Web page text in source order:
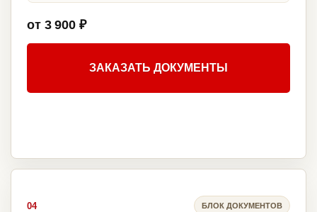
от 3 900 ₽
ЗАКАЗАТЬ ДОКУМЕНТЫ
04 БЛОК ДОКУМЕНТОВ